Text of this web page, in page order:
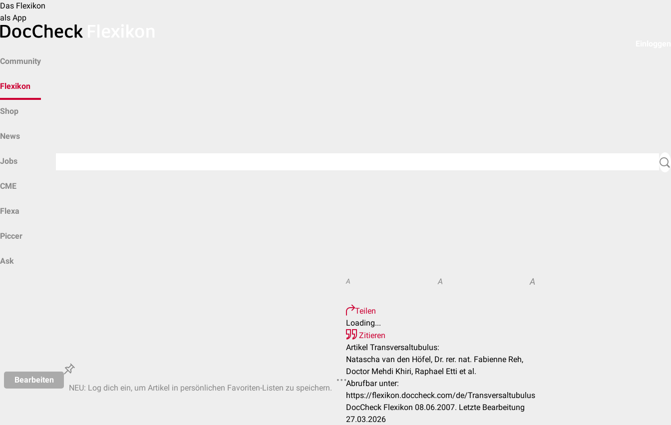
Das Flexikon
als App
Community
Flexikon
Shop
News
Jobs
CME
Flexa
Piccer
Ask
Bearbeiten
NEU: Log dich ein, um Artikel in persönlichen Favoriten-Listen zu speichern.
A A A
Teilen
Loading...
Zitieren
Artikel Transversaltubulus:
Natascha van den Höfel, Dr. rer. nat. Fabienne Reh,
Doctor Mehdi Khiri, Raphael Etti et al.
Abrufbar unter:
https://flexikon.doccheck.com/de/Transversaltubulus
DocCheck Flexikon 08.06.2007. Letzte Bearbeitung
27.03.2026